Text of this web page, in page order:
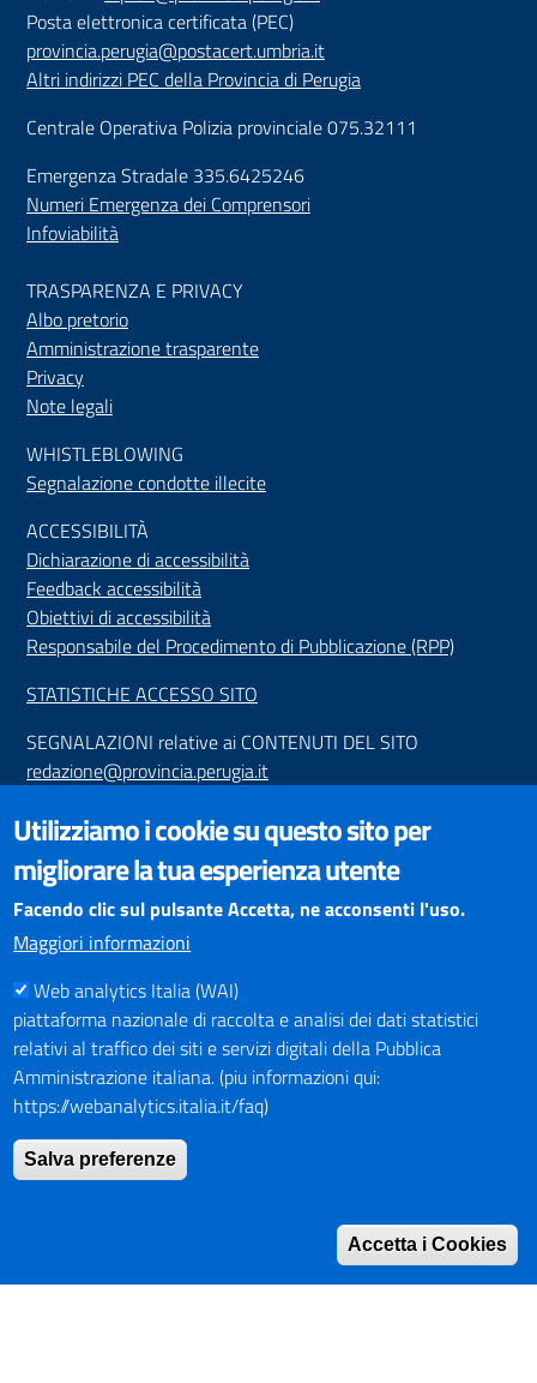
Posta elettronica certificata (PEC)
provincia.perugia@postacert.umbria.it
Altri indirizzi PEC della Provincia di Perugia
Centrale Operativa Polizia provinciale 075.32111
Emergenza Stradale 335.6425246
Numeri Emergenza dei Comprensori
Infoviabilità
TRASPARENZA E PRIVACY
Albo pretorio
Amministrazione trasparente
Privacy
Note legali
WHISTLEBLOWING
Segnalazione condotte illecite
ACCESSIBILITÀ
Dichiarazione di accessibilità
Feedback accessibilità
Obiettivi di accessibilità
Responsabile del Procedimento di Pubblicazione (RPP)
STATISTICHE ACCESSO SITO
SEGNALAZIONI relative ai CONTENUTI DEL SITO
redazione@provincia.perugia.it
VISUALIZZAZIONE CONTENUTI
Il sito internet della Provincia di Perugia è ottimizzato per
essere visualizzato dai principali browser aggiornati. L'uso di
browser non aggiornati può creare problemi di visualizzazione
dei contenuti.
PAGAMENTI
SOCIAL NETWORKS
Pagina Facebook
Profilo Instagram
PNRR (Piano Nazionale di Ripresa e Resilienza)
Utilizziamo i cookie su questo sito per
migliorare la tua esperienza utente
Facendo clic sul pulsante Accetta, ne acconsenti l'uso.
Maggiori informazioni
Web analytics Italia (WAI)
piattaforma nazionale di raccolta e analisi dei dati statistici
relativi al traffico dei siti e servizi digitali della Pubblica
Amministrazione italiana. (piu informazioni qui:
https://webanalytics.italia.it/faq)
Salva preferenze
Accetta i Cookies